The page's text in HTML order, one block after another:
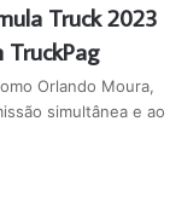
Truck 2023
Orlando Moura,
simultânea e ao